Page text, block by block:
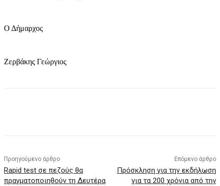
Ο Δήμαρχος
Ζερβάκης Γεώργιος
Προηγούμενο άρθρο
Rapid test σε πεζούς θα
πραγματοποιηθούν τη Δευτέρα
Επόμενο άρθρο
Πρόσκληση για την εκδήλωση
για τα 200 χρόνια από την